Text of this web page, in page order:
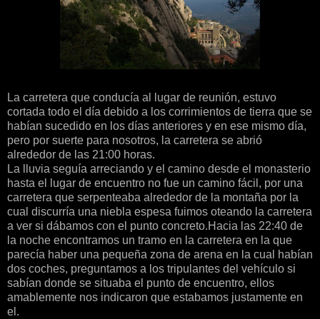
La carretera que conducía al lugar de reunión, estuvo
cortada todo el día debido a los corrimientos de tierra que se
habían sucedido en los días anteriores y en ese mismo día,
pero por suerte para nosotros, la carretera se abrió
alrededor de las 21:00 horas.
La lluvia seguía arreciando y el camino desde el monasterio
hasta el lugar de encuentro no fue un camino fácil, por una
carretera que serpenteaba alrededor de la montaña por la
cual discurría una niebla espesa fuimos oteando la carretera
a ver si dábamos con el punto concreto.Hacia las 22:40 de
la noche encontramos un tramo en la carretera en la que
parecía haber una pequeña zona de arena en la cual habían
dos coches, preguntamos a los tripulantes del vehículo si
sabían donde se situaba el punto de encuentro, ellos
amablemente nos indicaron que estabamos justamente en
el.